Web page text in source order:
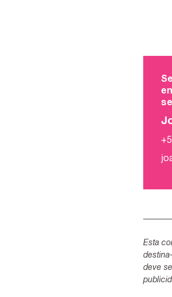
Esta
deve